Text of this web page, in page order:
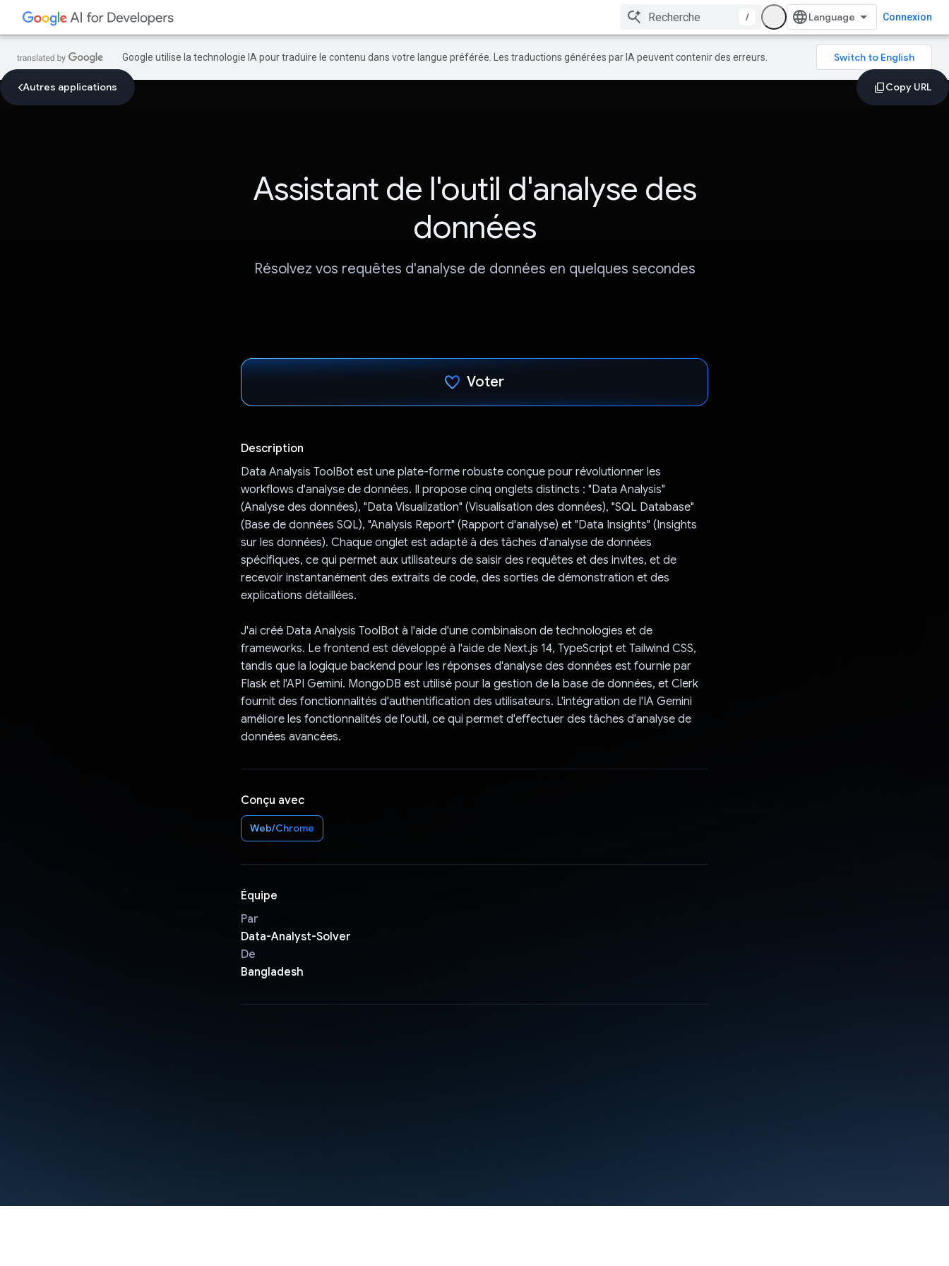
/ Connexion
Google utilise la technologie IA pour traduire le contenu dans votre langue préférée. Les traductions générées par IA peuvent contenir des erreurs.
Autres applications
Assistant de l'outil d'analyse des
données
Résolvez vos requêtes d'analyse de données en quelques secondes
Voter
Description
Data Analysis ToolBot est une plate-forme robuste conçue pour révolutionner les
workflows d'analyse de données. Il propose cinq onglets distincts : "Data Analysis"
(Analyse des données), "Data Visualization" (Visualisation des données), "SQL Database"
(Base de données SQL), "Analysis Report" (Rapport d'analyse) et "Data Insights" (Insights
sur les données). Chaque onglet est adapté à des tâches d'analyse de données
spécifiques, ce qui permet aux utilisateurs de saisir des requêtes et des invites, et de
recevoir instantanément des extraits de code, des sorties de démonstration et des
explications détaillées.
J'ai créé Data Analysis ToolBot à l'aide d'une combinaison de technologies et de
frameworks. Le frontend est développé à l'aide de Next.js 14, TypeScript et Tailwind CSS,
tandis que la logique backend pour les réponses d'analyse des données est fournie par
Flask et l'API Gemini. MongoDB est utilisé pour la gestion de la base de données, et Clerk
fournit des fonctionnalités d'authentification des utilisateurs. L'intégration de l'IA Gemini
améliore les fonctionnalités de l'outil, ce qui permet d'effectuer des tâches d'analyse de
données avancées.
Conçu avec
Web/Chrome
Équipe
Par
Data-Analyst-Solver
De
Bangladesh